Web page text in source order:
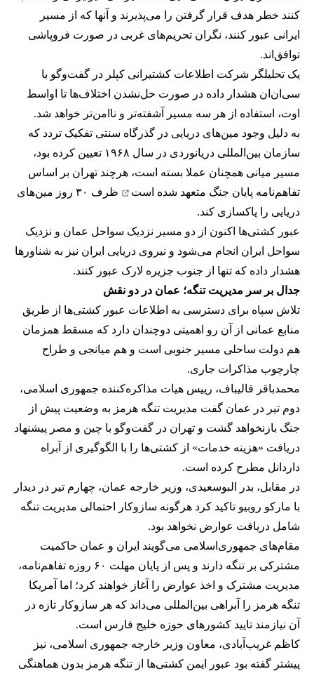
کنند خطر هدف قرار گرفتن را می‌پذیرند و آنها که از مسیر
ایرانی عبور کنند، نگران تحریم‌های غربی در صورت فروپاشی
توافق‌اند.
یک تحلیلگر شرکت اطلاعات کشتیرانی کپلر در گفت‌و‌گو با
سی‌ان‌ان هشدار داده در صورت حل‌نشدن اختلاف‌ها تا اواسط
اوت، استفاده از هر سه مسیر آشفته‌تر و ناامن‌تر خواهد شد.
به دلیل وجود مین‌های دریایی در گذرگاه سنتی تفکیک تردد که
سازمان بین‌المللی دریانوردی در سال ۱۹۶۸ تعیین کرده بود،
مسیر میانی همچنان عملا بسته است، هرچند تهران بر اساس
تفاهم‌نامه پایان جنگ متعهد شده است
ظرف ۳۰ روز مین‌های
دریایی را پاکسازی کند.
عبور کشتی‌ها اکنون از دو مسیر نزدیک سواحل عمان و نزدیک
سواحل ایران انجام می‌شود و نیروی دریایی ایران نیز به شناورها
هشدار داده که تنها از جنوب جزیره لارک عبور کنند.
جدال بر سر مدیریت تنگه؛ عمان در دو نقش
تلاش سپاه برای دسترسی به اطلاعات عبور کشتی‌ها از طریق
منابع عمانی از آن رو اهمیتی دوچندان دارد که مسقط همزمان
هم دولت ساحلی مسیر جنوبی است و هم میانجی و طراح
چارچوب مذاکرات جاری.
محمدباقر قالیباف، رییس هیات مذاکره‌کننده جمهوری اسلامی،
دوم تیر در عمان گفت مدیریت تنگه هرمز به وضعیت پیش از
جنگ بازنخواهد گشت و تهران در گفت‌وگو با چین و مصر پیشنهاد
دریافت «هزینه خدمات» از کشتی‌ها را با الگوگیری از آبراه
داردانل مطرح کرده است.
در مقابل، بدر البوسعیدی، وزیر خارجه عمان، چهارم تیر در دیدار
با مارکو روبیو تاکید کرد هرگونه سازوکار احتمالی مدیریت تنگه
شامل دریافت عوارض نخواهد بود.
مقام‌های جمهوری‌اسلامی می‌گویند ایران و عمان حاکمیت
مشترکی بر تنگه دارند و پس از پایان مهلت ۶۰ روزه تفاهم‌نامه،
مدیریت مشترک و اخذ عوارض را آغاز خواهند کرد؛ اما آمریکا
تنگه هرمز را آبراهی بین‌المللی می‌داند که هر سازوکار تازه در
آن نیازمند تایید کشورهای حوزه خلیج فارس است.
کاظم غریب‌آبادی، معاون وزیر خارجه جمهوری اسلامی، نیز
پیشتر گفته بود عبور ایمن کشتی‌ها از تنگه هرمز بدون هماهنگی